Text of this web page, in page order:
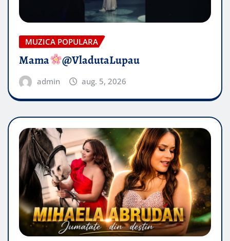
MUZICA POPULARA
Mama @VladutaLupau
admin aug. 5, 2026